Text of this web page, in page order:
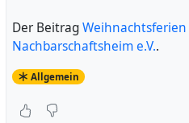
Der BeitragWeihnachtsferien
Nachbarschaftsheim e.V..
Allgemein